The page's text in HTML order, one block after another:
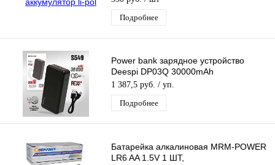
Подробнее
Power bank зарядное устройство
Deespi DP03Q 30000mAh
PD20W/QC3.0/Fast 22.5W
1 387,5 руб. / уп.
Подробнее
Батарейка алкалиновая MRM-POWER
LR6 AA 1.5V 1 ШТ,